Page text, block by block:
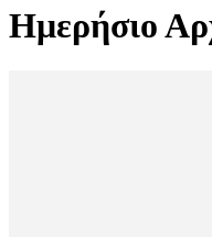
Ημερήσιο